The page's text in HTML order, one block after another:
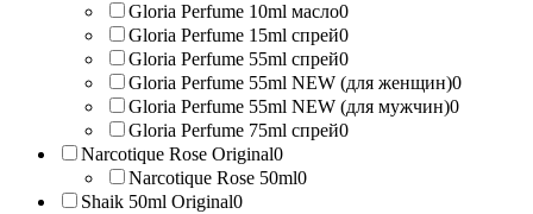
Gloria Perfume 10ml масло0
Gloria Perfume 15ml спрей0
Gloria Perfume 55ml спрей0
Gloria Perfume 55ml NEW (для женщин)0
Gloria Perfume 55ml NEW (для мужчин)0
Gloria Perfume 75ml спрей0
Narcotique Rose Original0
Narcotique Rose 50ml0
Shaik 50ml Original0